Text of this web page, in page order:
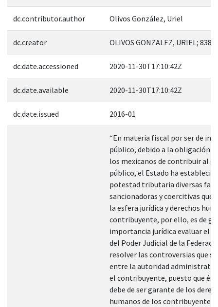
dc.contributor.author Olivos González, Uriel
dc.creator OLIVOS GONZALEZ, URIEL;
dc.date.accessioned 2020-11-30T17:10:42Z
dc.date.available 2020-11-30T17:10:42Z
dc.date.issued 2016-01
“En materia fiscal por ser de
público, debido a la obligación
los mexicanos de contribuir al
público, el Estado ha
potestad tributaria diversas
sancionadoras y coercitivas que
la esfera jurídica y derechos
contribuyente, por ello, es de
importancia jurídica evaluar el
del Poder Judicial de la
resolver las controversias que
entre la autoridad
el contribuyente, puesto que
debe de ser garante de los
humanos de los contribuyentes